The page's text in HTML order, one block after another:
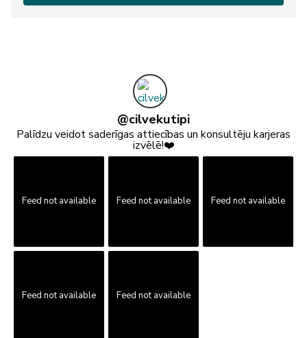
@cilvekutipi
Palīdzu veidot saderīgas attiecības un konsultēju karjeras
izvēlē!❤️
Feed not available Feed not available Feed not available
Feed not available Feed not available